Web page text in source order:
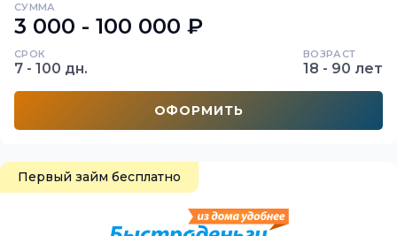
СУММА
3 000 - 100 000 ₽
СРОК
7 - 100 дн.
ВОЗРАСТ
18 - 90 лет
ОФОРМИТЬ
Первый займ бесплатно